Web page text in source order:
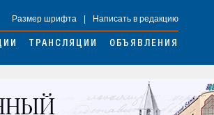
Размер шрифта Написать в редакцию
ТРАНСЛЯЦИИ ОБЪЯВЛЕНИЯ